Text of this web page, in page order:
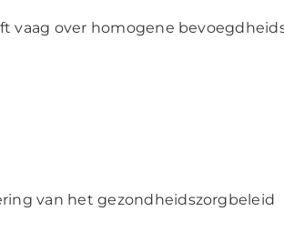
vaag over homogene
van het gezondheidszorgbeleid